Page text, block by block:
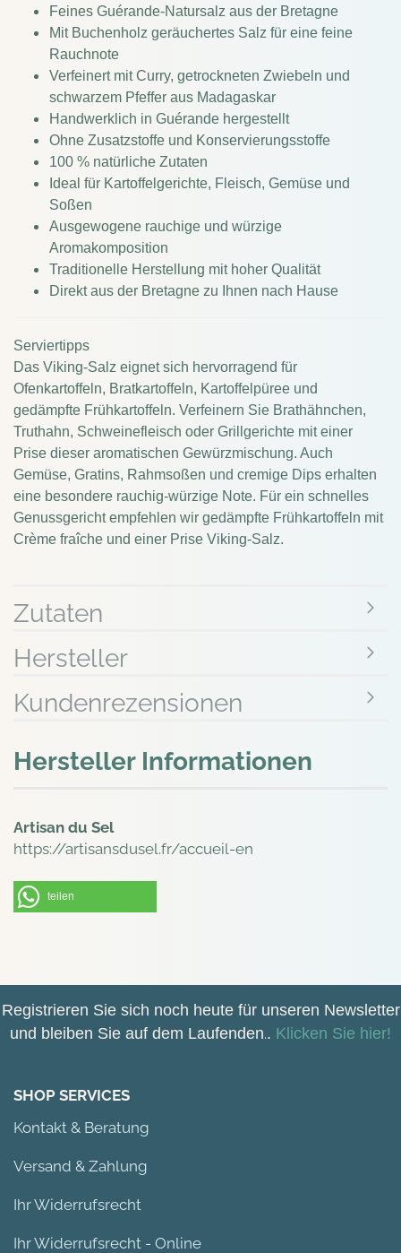
Feines Guérande-Natursalz aus der Bretagne
Mit Buchenholz geräuchertes Salz für eine feine
Rauchnote
Verfeinert mit Curry, getrockneten Zwiebeln und
schwarzem Pfeffer aus Madagaskar
Handwerklich in Guérande hergestellt
Ohne Zusatzstoffe und Konservierungsstoffe
100 % natürliche Zutaten
Ideal für Kartoffelgerichte, Fleisch, Gemüse und
Soßen
Ausgewogene rauchige und würzige
Aromakomposition
Traditionelle Herstellung mit hoher Qualität
Direkt aus der Bretagne zu Ihnen nach Hause
Serviertipps
Das Viking-Salz eignet sich hervorragend für
Ofenkartoffeln, Bratkartoffeln, Kartoffelpüree und
gedämpfte Frühkartoffeln. Verfeinern Sie Brathähnchen,
Truthahn, Schweinefleisch oder Grillgerichte mit einer
Prise dieser aromatischen Gewürzmischung. Auch
Gemüse, Gratins, Rahmsoßen und cremige Dips erhalten
eine besondere rauchig-würzige Note. Für ein schnelles
Genussgericht empfehlen wir gedämpfte Frühkartoffeln mit
Crème fraîche und einer Prise Viking-Salz.
Zutaten
Hersteller
Kundenrezensionen
Hersteller Informationen
Artisan du Sel
https://artisansdusel.fr/accueil-en
teilen
Registrieren Sie sich noch heute für unseren Newsletter
und bleiben Sie auf dem Laufenden.. Klicken Sie hier!
SHOP SERVICES
Kontakt & Beratung
Versand & Zahlung
Ihr Widerrufsrecht
Ihr Widerrufsrecht - Online